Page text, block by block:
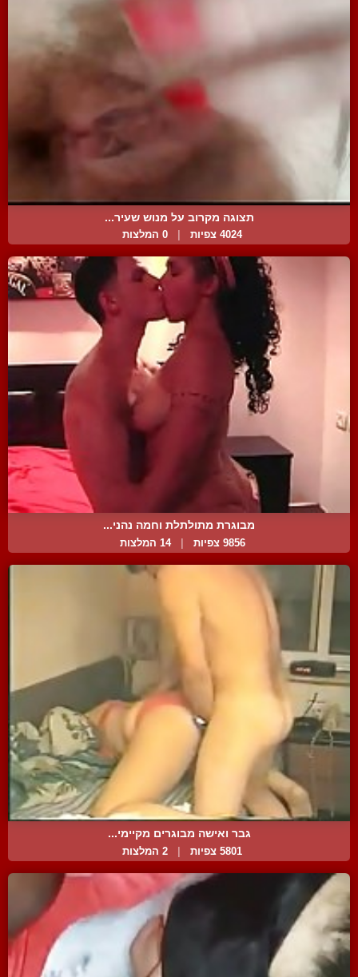
תצוגה מקרוב על מנוש שעיר...
4024 צפיות 0 המלצות
מבוגרת מתולתלת וחמה נהני...
9856 צפיות 14 המלצות
גבר ואישה מבוגרים מקיימי...
5801 צפיות 2 המלצות